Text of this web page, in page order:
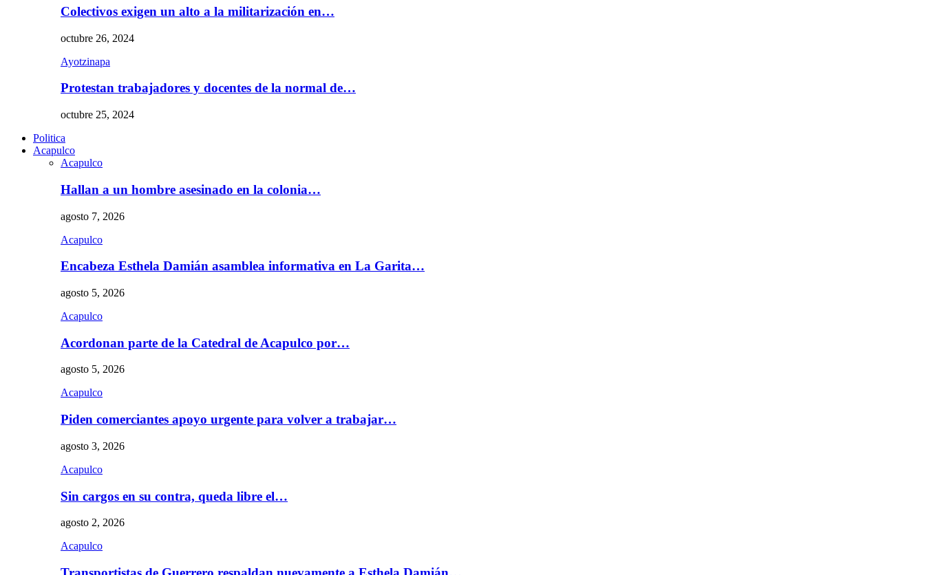
Colectivos exigen un alto a la militarización en…
octubre 26, 2024
Ayotzinapa
Protestan trabajadores y docentes de la normal de…
octubre 25, 2024
Politica
Acapulco
Acapulco
Hallan a un hombre asesinado en la colonia…
agosto 7, 2026
Acapulco
Encabeza Esthela Damián asamblea informativa en La Garita…
agosto 5, 2026
Acapulco
Acordonan parte de la Catedral de Acapulco por…
agosto 5, 2026
Acapulco
Piden comerciantes apoyo urgente para volver a trabajar…
agosto 3, 2026
Acapulco
Sin cargos en su contra, queda libre el…
agosto 2, 2026
Acapulco